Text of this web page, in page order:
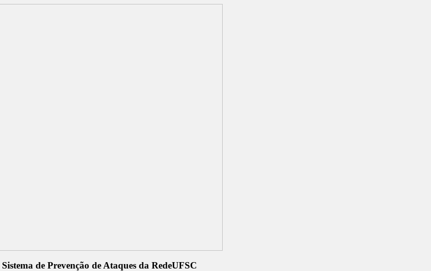
Sistema de Prevenção de Ataques da RedeUFSC